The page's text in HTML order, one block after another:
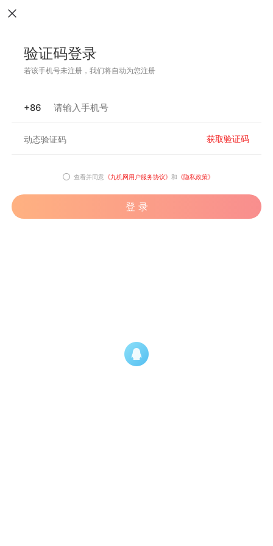
验证码登录
若该手机号未注册，我们将自动为您注册
+86
获取验证码
查看并同意 《九机网用户服务协议》 和 《隐私政策》
登 录